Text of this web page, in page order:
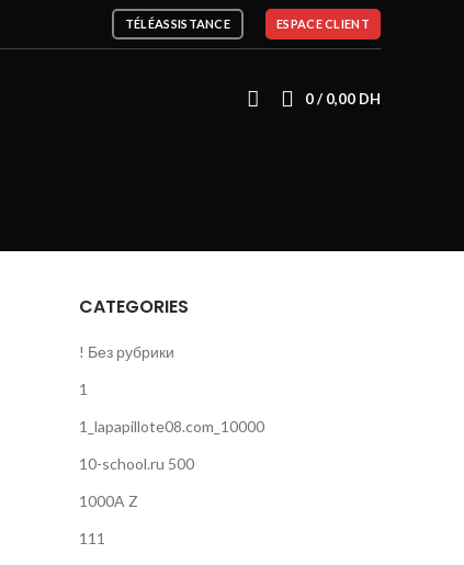
TÉLÉASSISTANCE ESPACE CLIENT
0/ 0,00 DH
CATEGORIES
! Без рубрики
1
1_lapapillote08.com_10000
10-school.ru 500
1000A Z
111